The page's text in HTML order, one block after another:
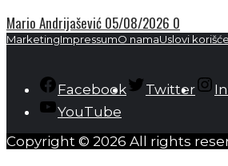
Mario Andrijašević 05/08/2026 0
MarketingImpressumO namaUslovi
Facebook Twitter
YouTube
Copyright © 2026 All rights